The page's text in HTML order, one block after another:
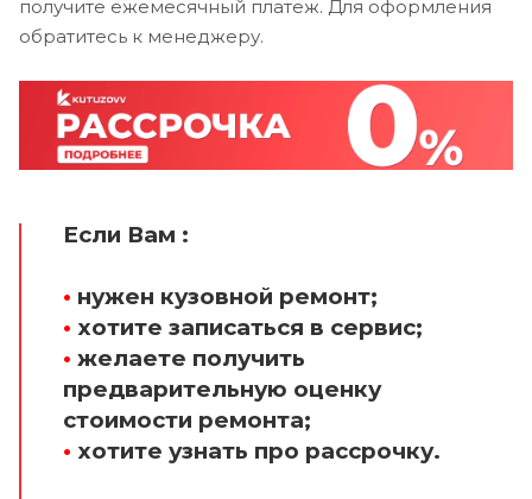
получите ежемесячный платеж. Для оформления
обратитесь к менеджеру.
Если Вам :
• нужен кузовной ремонт;
• хотите записаться в сервис;
• желаете получить
предварительную оценку
стоимости ремонта;
• хотите узнать про рассрочку.